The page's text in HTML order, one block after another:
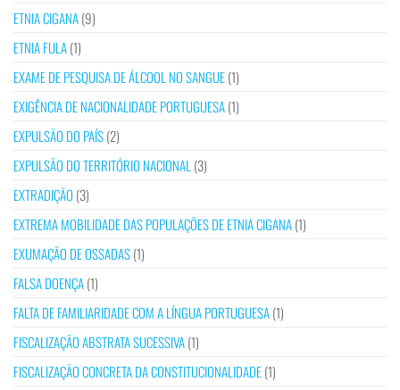
ETNIA CIGANA(9)
ETNIA FULA(1)
EXAME DE PESQUISA DE ÁLCOOL NO SANGUE(1)
EXIGÊNCIA DE NACIONALIDADE PORTUGUESA(1)
EXPULSÃO DO PAÍS(2)
EXPULSÃO DO TERRITÓRIO NACIONAL (3)
EXTRADIÇÃO (3)
EXTREMA MOBILIDADE DAS POPULAÇÕES DE ETNIA CIGANA(1)
EXUMAÇÃO DE OSSADAS(1)
FALSA DOENÇA(1)
FALTA DE FAMILIARIDADE COM A LÍNGUA PORTUGUESA(1)
FISCALIZAÇÃO ABSTRATA SUCESSIVA(1)
FISCALIZAÇÃO CONCRETA DA CONSTITUCIONALIDADE(1)